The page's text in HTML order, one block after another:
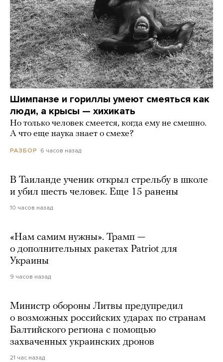
Шимпанзе и гориллы умеют смеяться как
люди, а крысы — хихикать
Но только человек смеется, когда ему не смешно.
А что еще наука знает о смехе?
РАЗБОР 6 часов назад
В Таиланде ученик открыл стрельбу в школе
и убил шесть человек. Еще 15 ранены
10 часов назад
«Нам самим нужны». Трамп —
о дополнительных ракетах Patriot для
Украины
9 часов назад
Министр обороны Литвы предупредил
о возможных российских ударах по странам
Балтийского региона с помощью
захваченных украинских дронов
21 час назад